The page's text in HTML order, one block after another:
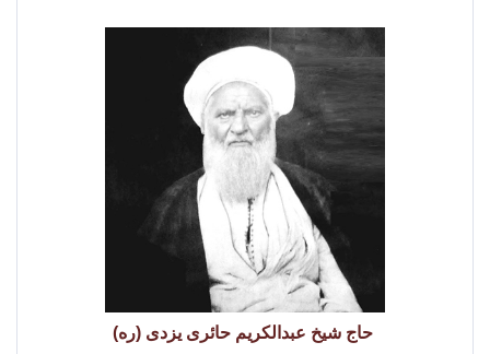
حاج شیخ عبدالکریم حائری یزدی (ره)